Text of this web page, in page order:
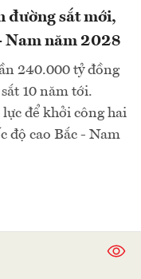
đường sắt mới,
Nam năm 2028
240.000 tỷ đồng
10 năm tới.
để khởi công hai
độ cao Bắc - Nam